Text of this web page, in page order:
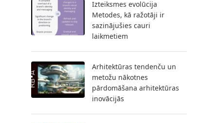
Izteiksmes evolūcija
Metodes, kā ražotāji ir
sazinājušies cauri
laikmetiem
Arhitektūras tendenču un
metožu nākotnes
pārdomāšana arhitektūras
inovācijās